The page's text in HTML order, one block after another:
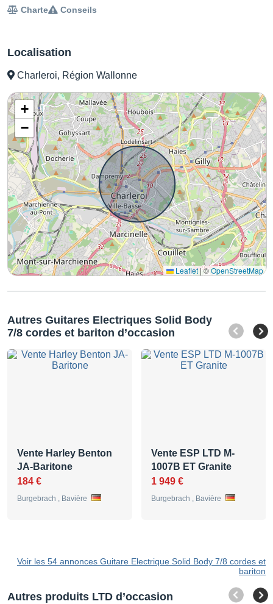
Localisation
Charleroi, Région Wallonne
+
−
Leaflet |©OpenStreetMap
Charte Conseils
Autres Guitares Electriques Solid Body
7/8 cordes et bariton d’occasion
Vente Harley Benton
JA-Baritone
184 €
Burgebrach , Bavière
Vente ESP LTD M-
1007B ET Granite
1 949 €
Burgebrach , Bavière
Voir les 54 annonces Guitare Electrique Solid Body 7/8 cordes et
bariton
Autres produits LTD d’occasion